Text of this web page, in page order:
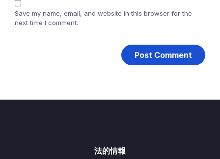
Save my name, email, and website in this browser for the
next time I comment.
法的情報